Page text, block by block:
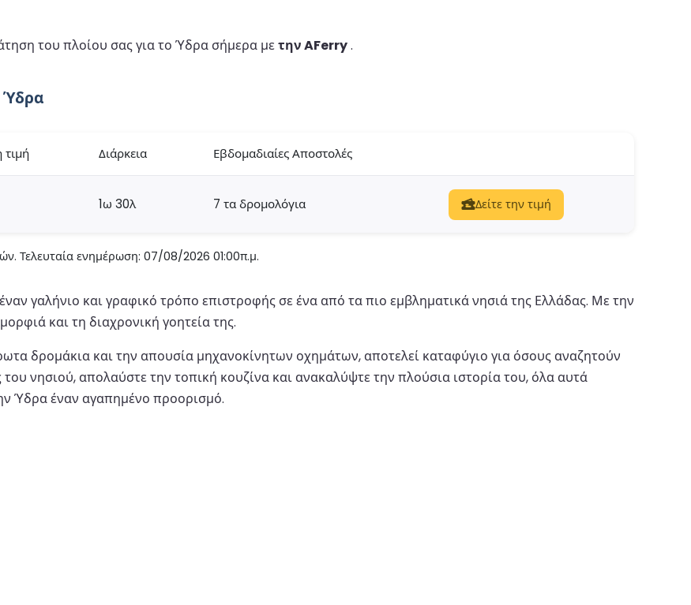
του πλοίου σας για το Ύδρα σήμερα μετην AFerry.
Ύδρα
Διάρκεια Εβδομαδιαίες Αποστολές
1ω 30λ 7 τα δρομολόγια Δείτε την τιμή
Τελευταία ενημέρωση: 07/08/2026 01:00π.μ.
γαλήνιο και γραφικό τρόπο επιστροφής σε ένα από τα πιο εμβληματικά νησιά της Ελλάδας. Με την
και τη διαχρονική γοητεία της.
δρομάκια και την απουσία μηχανοκίνητων οχημάτων, αποτελεί καταφύγιο για όσους αναζητούν
του νησιού, απολαύστε την τοπική κουζίνα και ανακαλύψτε την πλούσια ιστορία του, όλα αυτά
Ύδρα έναν αγαπημένο προορισμό.